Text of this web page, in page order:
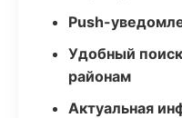
Push-
Удобный
районам
Актуальная